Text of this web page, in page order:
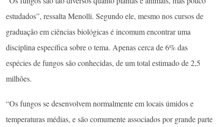
estudados”, ressalta Menolli. Segundo ele, mesmo nos cursos de
graduação em ciências biológicas é incomum encontrar uma
disciplina específica sobre o tema. Apenas cerca de 6% das
espécies de fungos são conhecidas, de um total estimado de 2,5
milhões.
“Os fungos se desenvolvem normalmente em locais úmidos e
temperaturas médias, e são comumente associados por grande parte